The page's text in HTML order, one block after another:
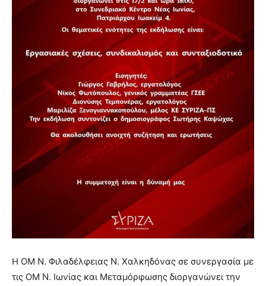
Η ΟΜ Ν. Φιλαδέλφειας Ν. Χαλκηδόνας σε συνεργασία με
τις ΟΜ Ν. Ιωνίας και Μεταμόρφωσης διοργανώνει την